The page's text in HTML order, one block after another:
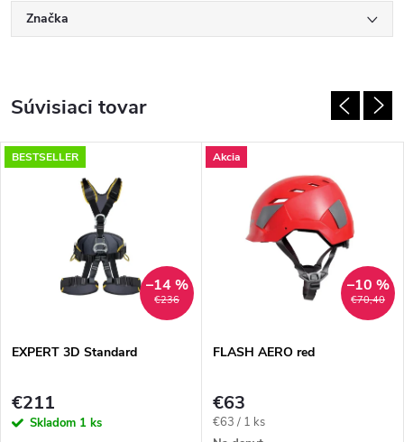
Značka
Súvisiaci tovar
BESTSELLER
€236
–14 %
EXPERT 3D Standard
€211
Skladom 1 ks
Akcia
€70,40
–10 %
FLASH AERO red
€63
Jednotková
€63 / 1 ks